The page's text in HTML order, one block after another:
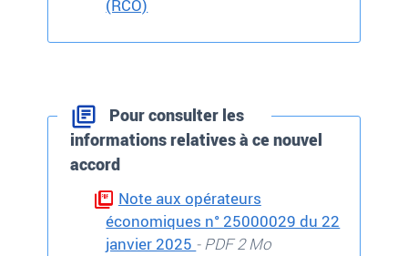
(RCO)
Pour consulter les
informations relatives à ce nouvel
accord
Note aux opérateurs
économiques n° 25000029 du 22
janvier 2025 - PDF 2 Mo